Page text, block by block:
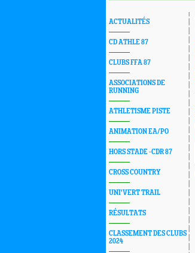
ACTUALITÉS
CD ATHLE 87
CLUBS FFA 87
ASSOCIATIONS DE
RUNNING
ATHLETISME PISTE
ANIMATION EA/PO
HORS STADE -CDR 87
CROSS COUNTRY
UNI'VERT TRAIL
RÉSULTATS
CLASSEMENT DES CLUBS
2024